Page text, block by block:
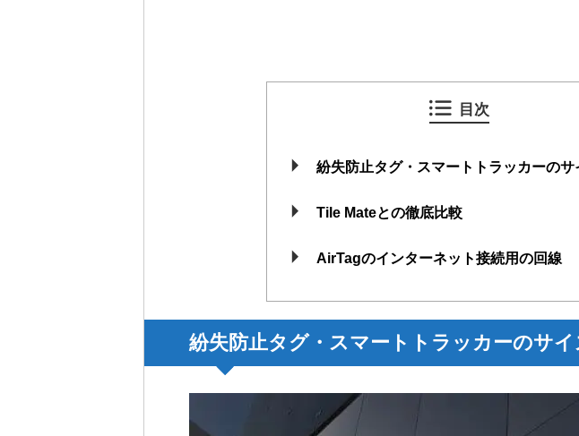
目次
紛失防止タグ・スマートトラッカーのサ
Tile Mateとの徹底比較
AirTagのインターネット接続用の回線
紛失防止タグ・スマートトラッカーのサイ